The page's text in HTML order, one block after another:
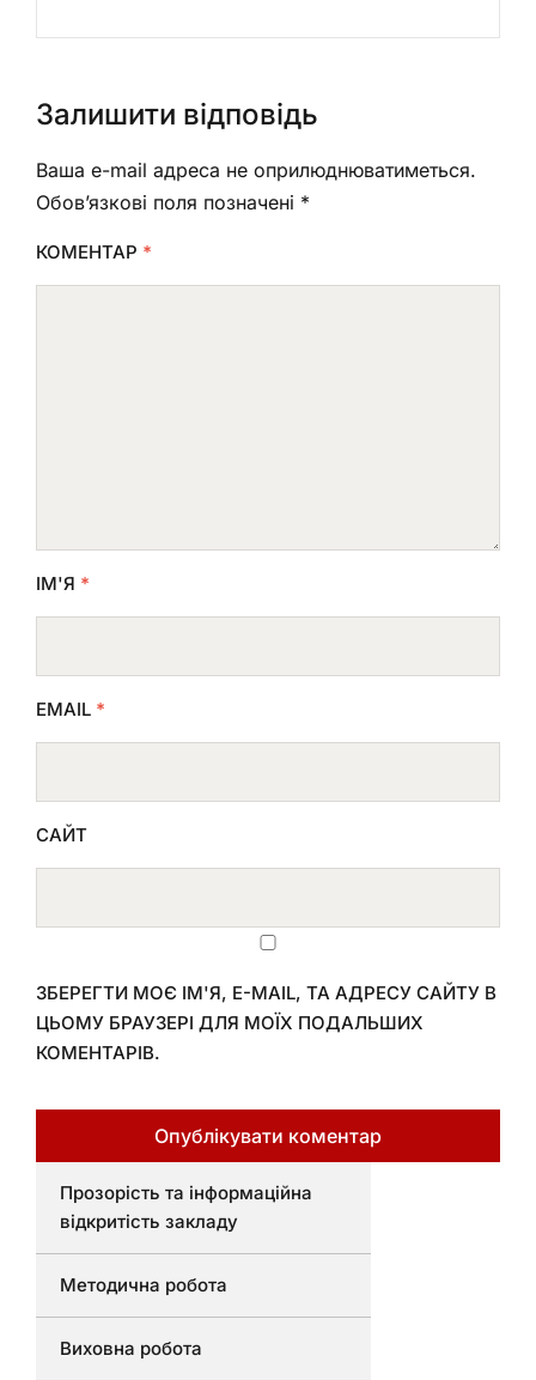
Залишити відповідь
Ваша e-mail адреса не оприлюднюватиметься.
Обов’язкові поля позначені *
КОМЕНТАР *
ІМ'Я *
EMAIL *
САЙТ
ЗБЕРЕГТИ МОЄ ІМ'Я, E-MAIL, ТА АДРЕСУ САЙТУ В
ЦЬОМУ БРАУЗЕРІ ДЛЯ МОЇХ ПОДАЛЬШИХ
КОМЕНТАРІВ.
Прозорість та інформаційна
відкритість закладу
Методична робота
Виховна робота